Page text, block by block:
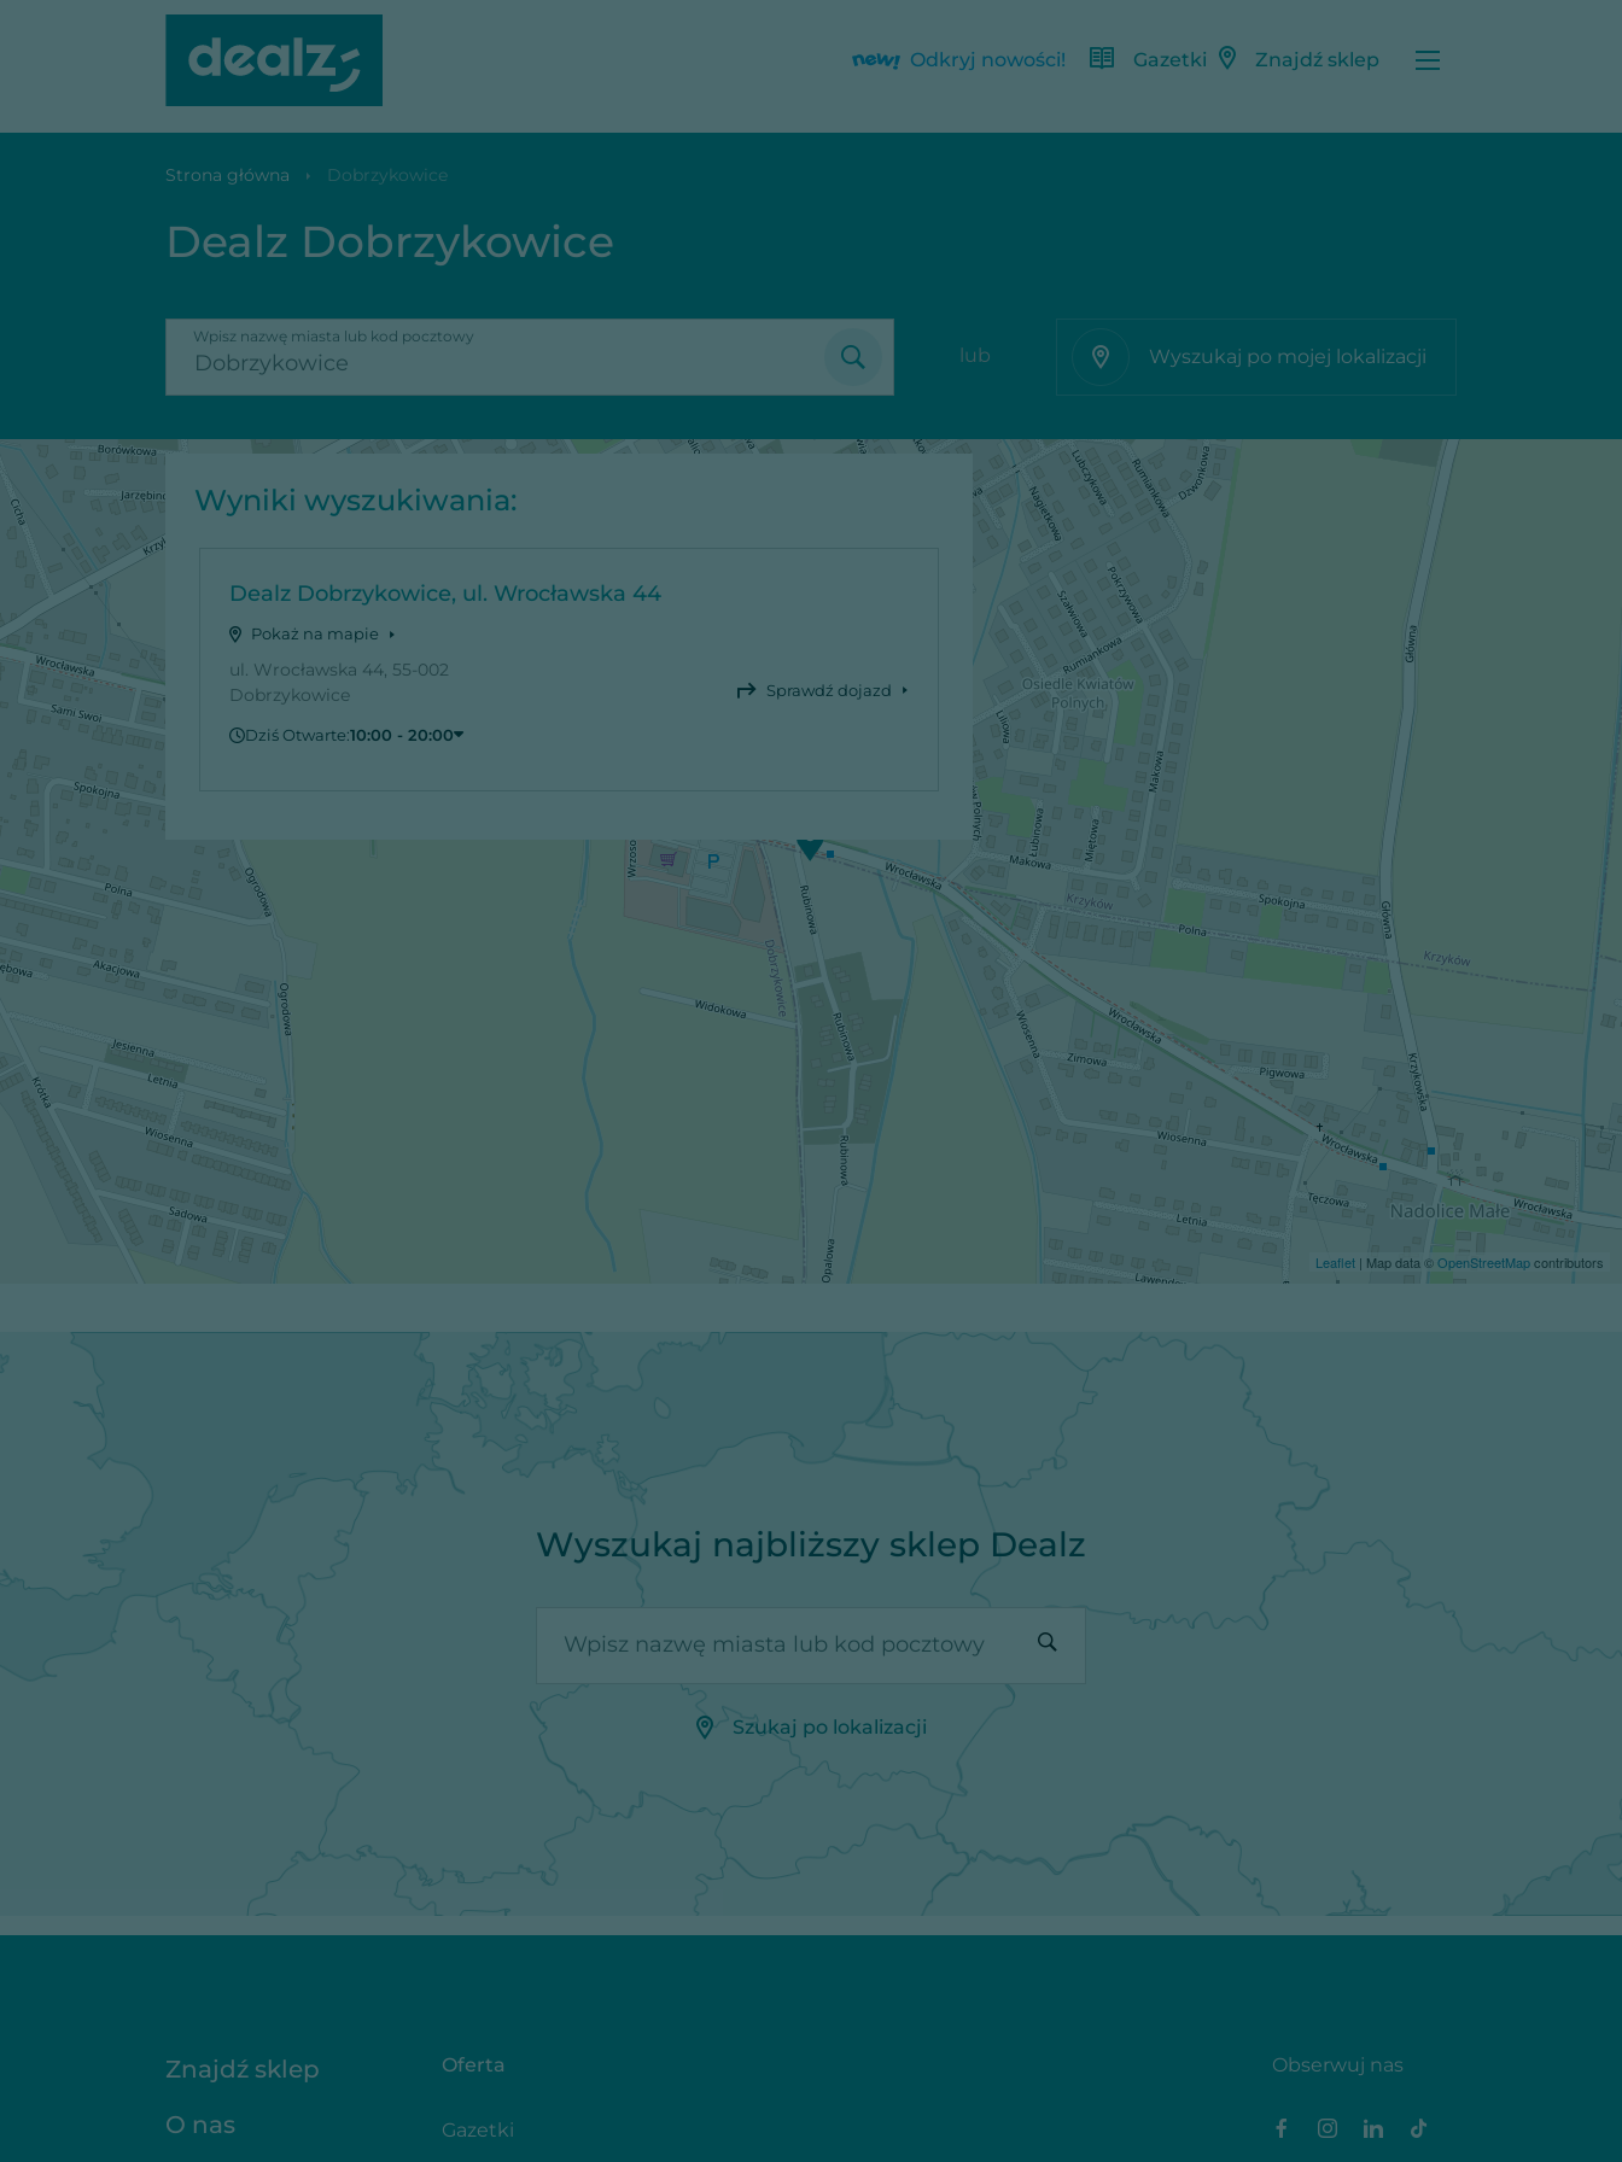
Odkryj nowości! Gazetki Znajdź sklep
Strona główna Dobrzykowice
Dealz Dobrzykowice
Wpisz nazwę miasta lub kod pocztowy
lub Wyszukaj po mojej lokalizacji
Wyniki wyszukiwania:
Dealz Dobrzykowice, ul. Wrocławska 44
Pokaż na mapie
ul. Wrocławska 44, 55-002
Dobrzykowice
Sprawdź dojazd
Dziś Otwarte:10:00 - 20:00
Wtorek
Środa
Leaflet | Map data ©OpenStreetMapcontributors
Wyszukaj najbliższy sklep Dealz
Wpisz nazwę miasta lub kod pocztowy
Szukaj po lokalizacji
Znajdź sklep
O nas
Oferta
Gazetki
Obserwuj nas